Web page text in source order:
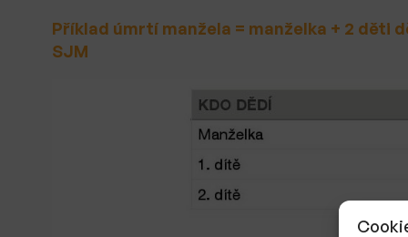
Příklad úmrtí manžela = manželka + 2 děti
SJM